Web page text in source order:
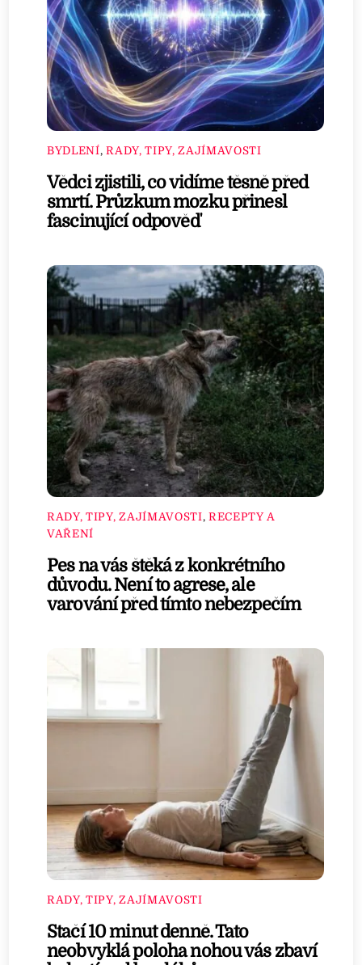
BYDLENÍ,RADY, TIPY, ZAJÍMAVOSTI
Vědci zjistili, co vidíme těsně před
smrtí. Průzkum mozku přinesl
fascinující odpověď
RADY, TIPY, ZAJÍMAVOSTI, RECEPTY A
VAŘENÍ
Pes na vás štěká z konkrétního
důvodu. Není to agrese, ale
varování před tímto nebezpečím
RADY, TIPY, ZAJÍMAVOSTI
Stačí 10 minut denně. Tato
neobvyklá poloha nohou vás zbaví